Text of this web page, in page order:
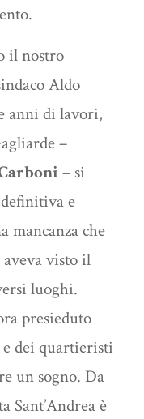
il nostro
Aldo
anni di lavori,
–
– si
e
mancanza che
visto il
luoghi.
presieduto
dei quartieristi
un sogno. Da
Sant’Andrea è